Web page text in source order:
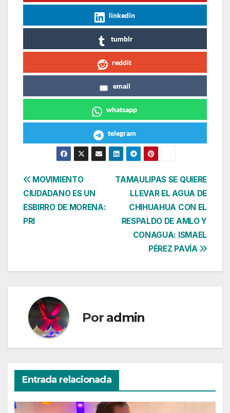
linkedin
tumblr
reddit
email
whatsapp
telegram
Navegación
de
entradas
TAMAULIPAS SE QUIERE
LLEVAR EL AGUA DE
CHIHUAHUA CON EL
RESPALDO DE AMLO Y
CONAGUA: ISMAEL
PÉREZ PAVÍA
MOVIMIENTO
CIUDADANO ES UN
ESBIRRO DE MORENA:
PRI
Por admin
Entrada relacionada